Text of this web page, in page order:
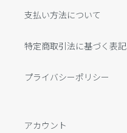
支払い方法について
特定商取引法に基づく表記
プライバシーポリシー
アカウント